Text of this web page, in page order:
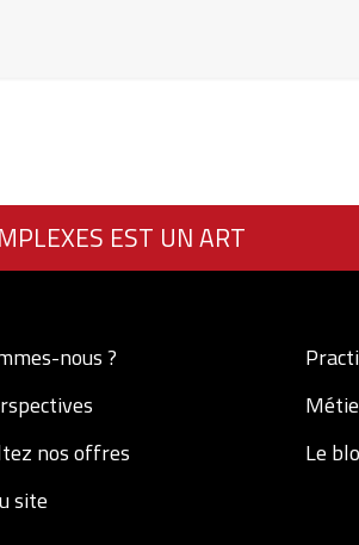
EST UN ART
nous ?
nos offres
site
Le